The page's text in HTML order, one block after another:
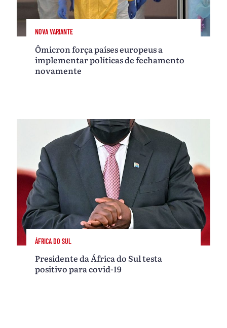
NOVA VARIANTE
Ômicron força países europeus a
implementar políticas de fechamento
novamente
ÁFRICA DO SUL
Presidente da África do Sul testa
positivo para covid-19